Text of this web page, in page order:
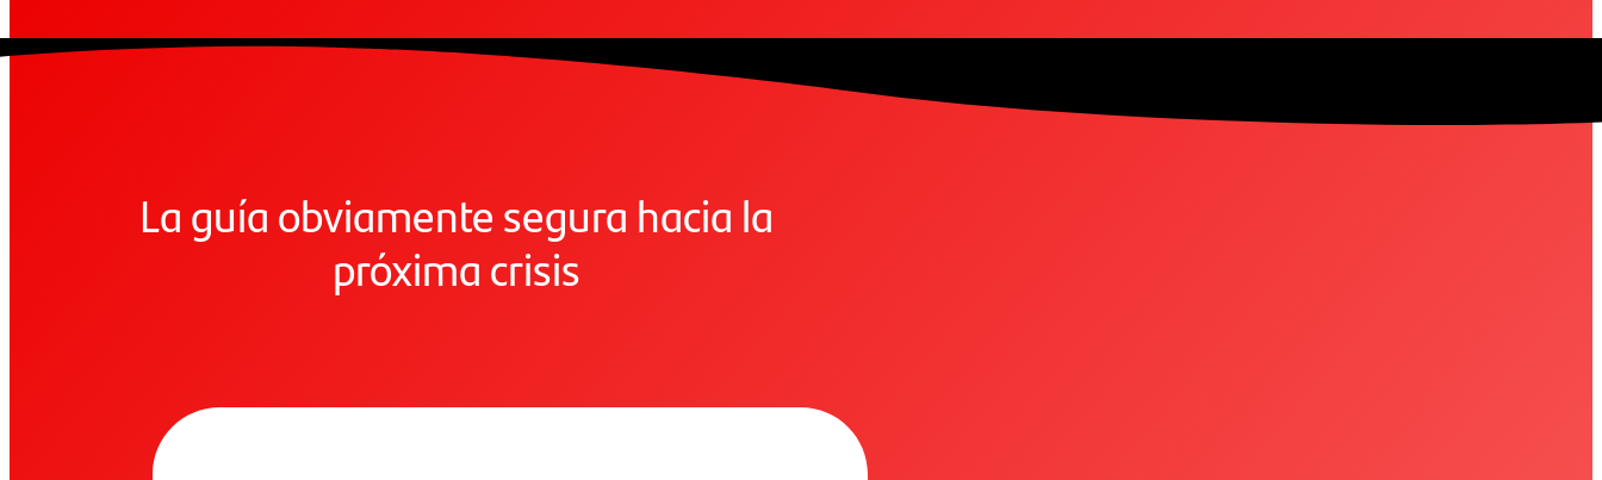
La guía obviamente segura hacia la
próxima crisis